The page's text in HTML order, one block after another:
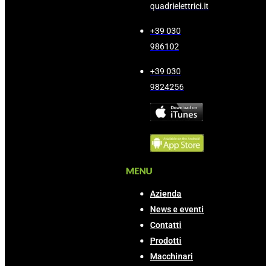
quadrielettrici.it
+39 030
986102
+39 030
9824256
MENU
Azienda
News e eventi
Contatti
Prodotti
Macchinari